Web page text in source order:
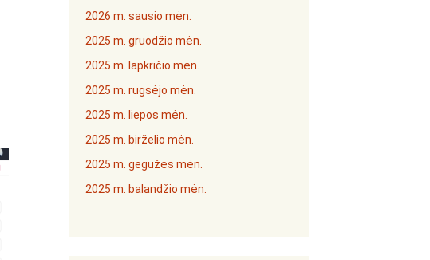
2026 m. sausio mėn.
2025 m. gruodžio mėn.
2025 m. lapkričio mėn.
2025 m. rugsėjo mėn.
2025 m. liepos mėn.
2025 m. birželio mėn.
2025 m. gegužės mėn.
2025 m. balandžio mėn.